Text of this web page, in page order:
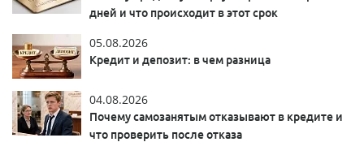
дней и что происходит в этот срок
05.08.2026
Кредит и депозит: в чем разница
04.08.2026
Почему самозанятым отказывают в кредите и
что проверить после отказа